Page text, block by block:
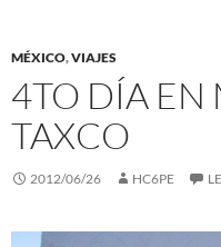
MÉXICO,VIAJES
4TO DÍA EN
TAXCO
2012/06/26 HC6PE